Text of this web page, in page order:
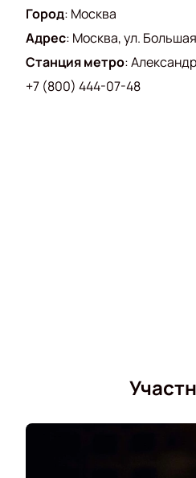
Город: Москва
Адрес: Москва, ул.
Станция метро:
+7 (800) 444-07-48